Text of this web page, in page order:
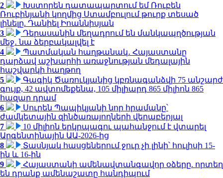
2
Խստորեն դատապարտում եմ Ռուբեն
Ռուբինյանի կողմից Ստամբուլում թուրք տեսած
լինելը. Դանիել Իոաննիսյան
3
Դերասանին մեղադրում են մանկապղծության
մեջ․ նա ձերբակալվել է
4
Պատմական հաղթանակ․ Հայաստանը
դարձավ աշխարհի առաջնության մեդալային
հաշվարկի հաղթող
5
Գագիկ Ծառուկյանից կբռնագանձվի 75 անշարժ
գույք, 42 ավտոմեքենա, 105 միլիարդ 865 միլիոն 865
հազար դրամ
6
Սուրեն Պապիկյանի նոր հրամանը՝
ժամկետային զինծառայողների վերաբերյալ
7
10 միլիոն երկրպագու պահանջում է վտարել
Արգենտինային ԱԱ-2026-ից
8
Տասնյակ հասցեներում ջուր չի լինի՝ հուլիսի 15-
ին և 16-ին
9
Հայաստանի ամենավտանգավոր օձերը. որտեղ
են դրանք ամենաշատը հանդիպում